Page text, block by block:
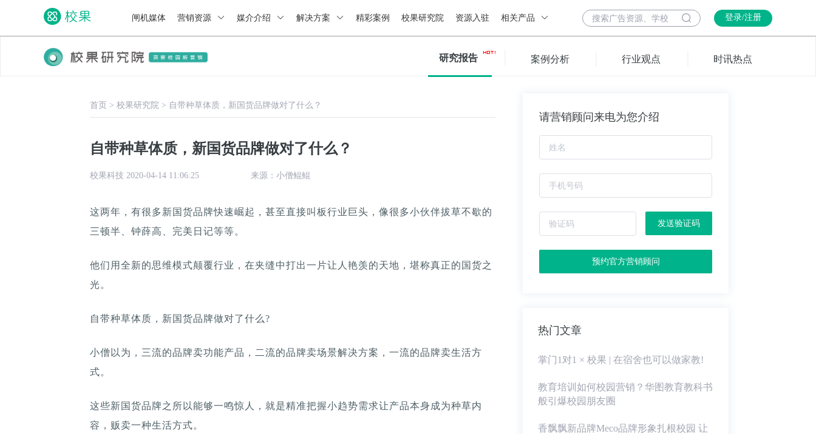
闸机媒体 营销资源 媒介介绍 解决方案 精彩案例 校果研究院 资源入驻 相关产品 登录/注册
研究报告 案例分析 行业观点 时讯热点
首页 > 校果研究院 > 自带种草体质，新国货品牌做对了什么？
自带种草体质，新国货品牌做对了什么？
校果科技 2020-04-14 11:06:25 来源：小僧鲲鲲
这两年，有很多新国货品牌快速崛起，甚至直接叫板行业巨头，像很多小伙伴拔草不歇的
三顿半、钟薛高、完美日记等等。
他们用全新的思维模式颠覆行业，在夹缝中打出一片让人艳羡的天地，堪称真正的国货之
光。
自带种草体质，新国货品牌做对了什么?
小僧以为，三流的品牌卖功能产品，二流的品牌卖场景解决方案，一流的品牌卖生活方
式。
这些新国货品牌之所以能够一鸣惊人，就是精准把握小趋势需求让产品本身成为种草内
容，贩卖一种生活方式。
请营销顾问来电为您介绍
发送验证码
预约官方营销顾问
热门文章
掌门1对1 × 校果 | 在宿舍也可以做家教!
教育培训如何校园营销？华图教育教科书
般引爆校园朋友圈
香飘飘新品牌Meco品牌形象扎根校园 让